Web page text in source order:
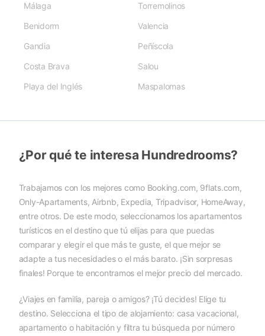
Málaga
Torremolinos
Benidorm
Valencia
Gandia
Peñíscola
Costa Brava
Salou
Playa del Inglés
Maspalomas
¿Por qué te interesa Hundredrooms?
Trabajamos con los mejores como Booking.com, 9flats.com,
Only-Apartaments, Airbnb, Expedia, Tripadvisor, HomeAway,
entre otros. De este modo, seleccionamos los apartamentos
turísticos en el destino que tú elijas para que puedas
comparar y elegir el que más te guste, el que mejor se
adapte a tus necesidades o el más barato. ¡Sin sorpresas
finales! Porque te encontramos el mejor precio del mercado.
¿Viajes en familia, pareja o amigos? ¡Tú decides! Elige tu
destino. Selecciona el tipo de alojamiento: casa vacacional,
apartamento o habitación y filtra tu búsqueda por número